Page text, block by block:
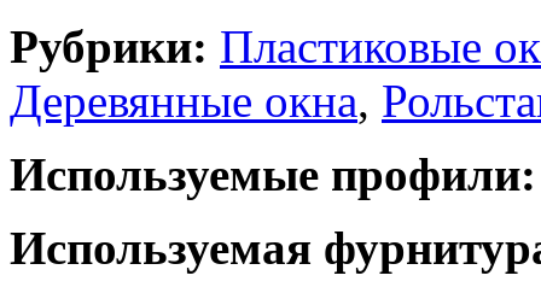
Рубрики: Пластиковые
Деревянные окна,
Используемые профили:
Используемая